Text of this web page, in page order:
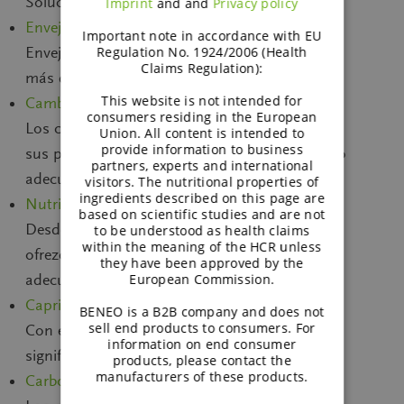
Envejecimiento positivo
Envejecimiento positivo para el consumidor de
más de 50 años
Cambios en los hábitos alimentarios
Los consumidores modernos han cambiado
sus patrones de alimentación, ofrece el bocado
adecuado para cada descanso.
Nutrición activa
Desde el atleta hasta el consumidor activo,
ofrezca productos con el tipo de energía
adecuado.
Caprichos origen vegetal
Con el almidón de arroz, comer sin lácteos no
significa renunciar a los postres exquisitos.
Carbohidratos más sanos, vida más sana
Important note in accordance with EU
Regulation No. 1924/2006 (Health
Claims Regulation):
This website is not intended for
consumers residing in the European
Union. All content is intended to
provide information to business
partners, experts and international
visitors. The nutritional properties of
ingredients described on this page are
based on scientific studies and are not
to be understood as health claims
within the meaning of the HCR unless
they have been approved by the
European Commission.
BENEO is a B2B company and does not
sell end products to consumers. For
information on end consumer
products, please contact the
manufacturers of these products.